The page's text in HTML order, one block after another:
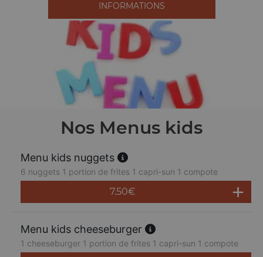
INFORMATIONS
Nos Menus kids
Menu kids nuggets
6 nuggets 1 portion de frites 1 capri-sun 1 compote
7.50€
Menu kids cheeseburger
1 cheeseburger 1 portion de frites 1 capri-sun 1 compote